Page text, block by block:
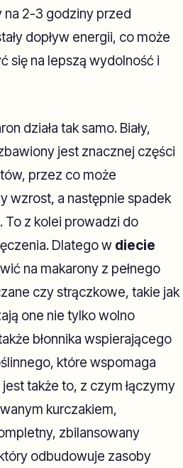
2-3 godziny przed
dopływ energii, co może
się na lepszą wydolność i
działa tak samo. Biały,
jest znacznej części
przez co może
wzrost, a następnie spadek
To z kolei prowadzi do
Dlatego w diecie
na makarony z pełnego
czy strączkowe, takie jak
one nie tylko wolno
błonnika wspierającego
które wspomaga
także to, z czym łączymy
kurczakiem,
zbilansowany
odbudowuje zasoby